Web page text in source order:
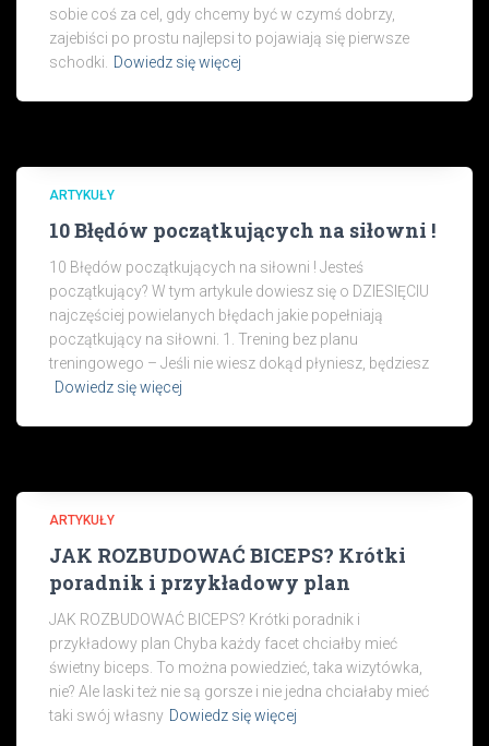
sobie coś za cel, gdy chcemy być w czymś dobrzy,
zajebiści po prostu najlepsi to pojawiają się pierwsze
schodki.
Dowiedz się więcej
ARTYKUŁY
10 Błędów początkujących na siłowni !
10 Błędów początkujących na siłowni ! Jesteś
początkujący? W tym artykule dowiesz się o DZIESIĘCIU
najczęściej powielanych błędach jakie popełniają
początkujący na siłowni. 1. Trening bez planu
treningowego – Jeśli nie wiesz dokąd płyniesz, będziesz
Dowiedz się więcej
ARTYKUŁY
JAK ROZBUDOWAĆ BICEPS? Krótki
poradnik i przykładowy plan
JAK ROZBUDOWAĆ BICEPS? Krótki poradnik i
przykładowy plan Chyba każdy facet chciałby mieć
świetny biceps. To można powiedzieć, taka wizytówka,
nie? Ale laski też nie są gorsze i nie jedna chciałaby mieć
taki swój własny Dowiedz się więcej